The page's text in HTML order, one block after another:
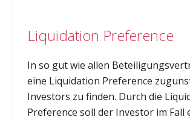
Liquidation Preference
In so gut wie allen
eine Liquidation Preference
Investors zu finden. Durch die
Preference soll der Investor im Fall